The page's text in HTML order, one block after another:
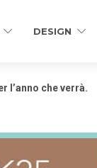
DESIGN
l’anno che verrà.